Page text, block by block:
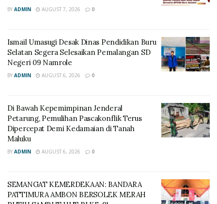
BY ADMIN AUGUST 7, 2026 0
Ismail Umasugi Desak Dinas Pendidikan Buru
Selatan Segera Selesaikan Pemalangan SD
Negeri 09 Namrole
BY ADMIN AUGUST 6, 2026 0
Di Bawah Kepemimpinan Jenderal
Petarung, Pemulihan Pascakonflik Terus
Dipercepat Demi Kedamaian di Tanah
Maluku
BY ADMIN AUGUST 6, 2026 0
SEMANGAT KEMERDEKAAN: BANDARA
PATTIMURA AMBON BERSOLEK MERAH